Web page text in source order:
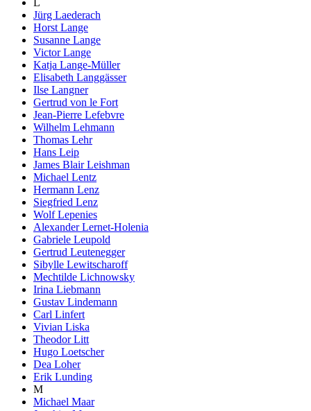
Jürg Laederach
Horst Lange
Susanne Lange
Victor Lange
Katja Lange-Müller
Elisabeth Langgässer
Ilse Langner
Gertrud von le Fort
Jean-Pierre Lefebvre
Wilhelm Lehmann
Thomas Lehr
Hans Leip
James Blair Leishman
Michael Lentz
Hermann Lenz
Siegfried Lenz
Wolf Lepenies
Alexander Lernet-Holenia
Gabriele Leupold
Gertrud Leutenegger
Sibylle Lewitscharoff
Mechtilde Lichnowsky
Irina Liebmann
Gustav Lindemann
Carl Linfert
Vivian Liska
Theodor Litt
Hugo Loetscher
Dea Loher
Erik Lunding
M
Michael Maar